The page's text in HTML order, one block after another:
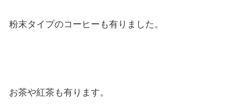
粉末タイプのコーヒーも有りました。
お茶や紅茶も有ります。